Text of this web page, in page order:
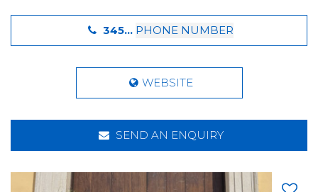
345... PHONE NUMBER
WEBSITE
SEND AN ENQUIRY